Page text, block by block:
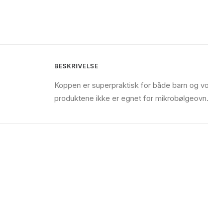
BESKRIVELSE
Koppen er superpraktisk for både barn og
produktene ikke er egnet for mikrobølgeovn.